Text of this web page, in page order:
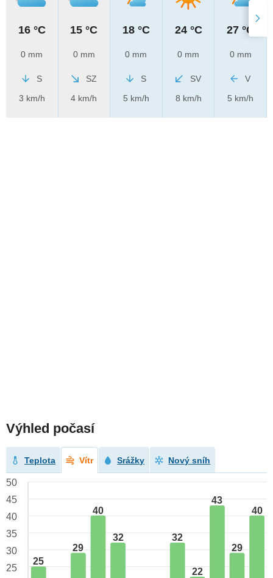
16 °C
0 mm
S
3 km/h
15 °C
0 mm
SZ
4 km/h
18 °C
0 mm
S
5 km/h
24 °C
0 mm
SV
8 km/h
27 °C
0 mm
V
5 km/h
Výhled počasí
Teplota Vítr Srážky Nový sníh
25
29
40
32 32
22
43
29
40
50
45
40
35
30
25